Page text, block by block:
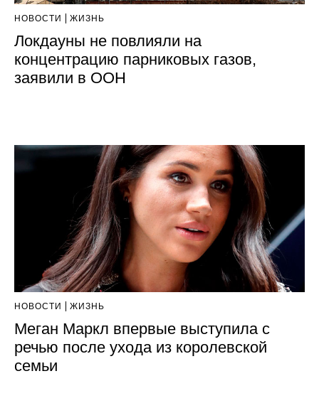
НОВОСТИ ЖИЗНЬ
Локдауны не повлияли на
концентрацию парниковых газов,
заявили в ООН
НОВОСТИ ЖИЗНЬ
Меган Маркл впервые выступила с
речью после ухода из королевской
семьи